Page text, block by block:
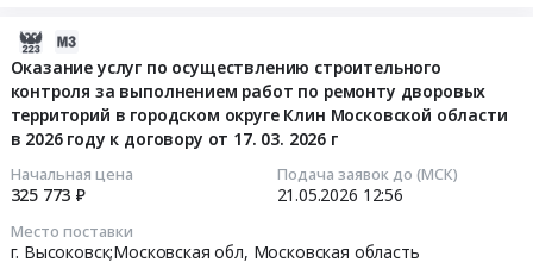
Оказание услуг по осуществлению строительного
контроля за выполнением работ по ремонту дворовых
территорий в городском округе Клин Московской области
в 2026 году к договору от 17. 03. 2026 г
Начальная цена
325 773 ₽
Подача заявок до (МСК)
21.05.2026 12:56
Место поставки
г. Высоковск;Московская обл, Московская область